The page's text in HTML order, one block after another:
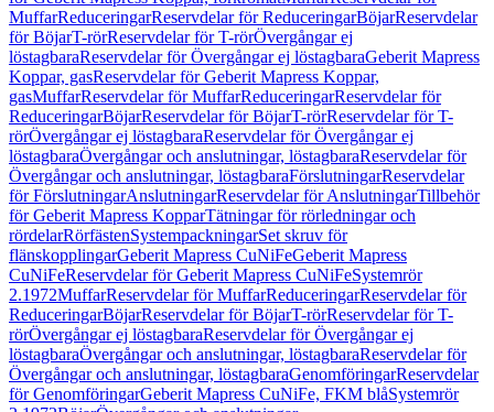
MuffarReduceringarReservdelar för ReduceringarBöjarReservdelar
för BöjarT-rörReservdelar för T-rörÖvergångar ej
löstagbaraReservdelar för Övergångar ej löstagbaraGeberit Mapress
Koppar, gasReservdelar för Geberit Mapress Koppar,
gasMuffarReservdelar för MuffarReduceringarReservdelar för
ReduceringarBöjarReservdelar för BöjarT-rörReservdelar för T-
rörÖvergångar ej löstagbaraReservdelar för Övergångar ej
löstagbaraÖvergångar och anslutningar, löstagbaraReservdelar för
Övergångar och anslutningar, löstagbaraFörslutningarReservdelar
för FörslutningarAnslutningarReservdelar för AnslutningarTillbehör
för Geberit Mapress KopparTätningar för rörledningar och
rördelarRörfästenSystempackningarSet skruv för
flänskopplingarGeberit Mapress CuNiFeGeberit Mapress
CuNiFeReservdelar för Geberit Mapress CuNiFeSystemrör
2.1972MuffarReservdelar för MuffarReduceringarReservdelar för
ReduceringarBöjarReservdelar för BöjarT-rörReservdelar för T-
rörÖvergångar ej löstagbaraReservdelar för Övergångar ej
löstagbaraÖvergångar och anslutningar, löstagbaraReservdelar för
Övergångar och anslutningar, löstagbaraGenomföringarReservdelar
för GenomföringarGeberit Mapress CuNiFe, FKM blåSystemrör